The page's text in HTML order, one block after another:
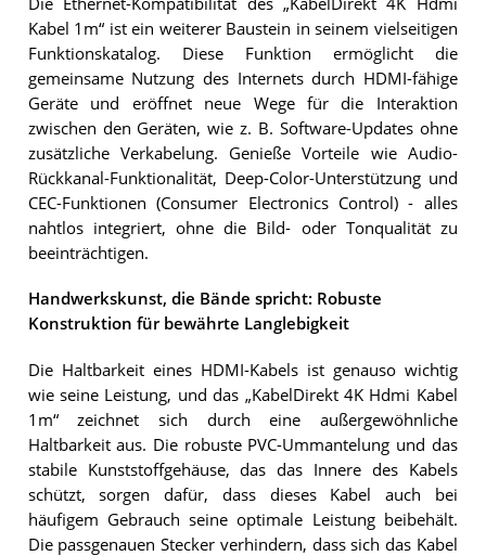
Kabel 1m“ ist ein weiterer Baustein in seinem vielseitigen
Funktionskatalog. Diese Funktion ermöglicht die
gemeinsame Nutzung des Internets durch HDMI-fähige
Geräte und eröffnet neue Wege für die Interaktion
zwischen den Geräten, wie z. B. Software-Updates ohne
zusätzliche Verkabelung. Genieße Vorteile wie Audio-
Rückkanal-Funktionalität, Deep-Color-Unterstützung und
CEC-Funktionen (Consumer Electronics Control) - alles
nahtlos integriert, ohne die Bild- oder Tonqualität zu
beeinträchtigen.
Handwerkskunst, die Bände spricht: Robuste
Konstruktion für bewährte Langlebigkeit
Die Haltbarkeit eines HDMI-Kabels ist genauso wichtig
wie seine Leistung, und das „KabelDirekt 4K Hdmi Kabel
1m“ zeichnet sich durch eine außergewöhnliche
Haltbarkeit aus. Die robuste PVC-Ummantelung und das
stabile Kunststoffgehäuse, das das Innere des Kabels
schützt, sorgen dafür, dass dieses Kabel auch bei
häufigem Gebrauch seine optimale Leistung beibehält.
Die passgenauen Stecker verhindern, dass sich das Kabel